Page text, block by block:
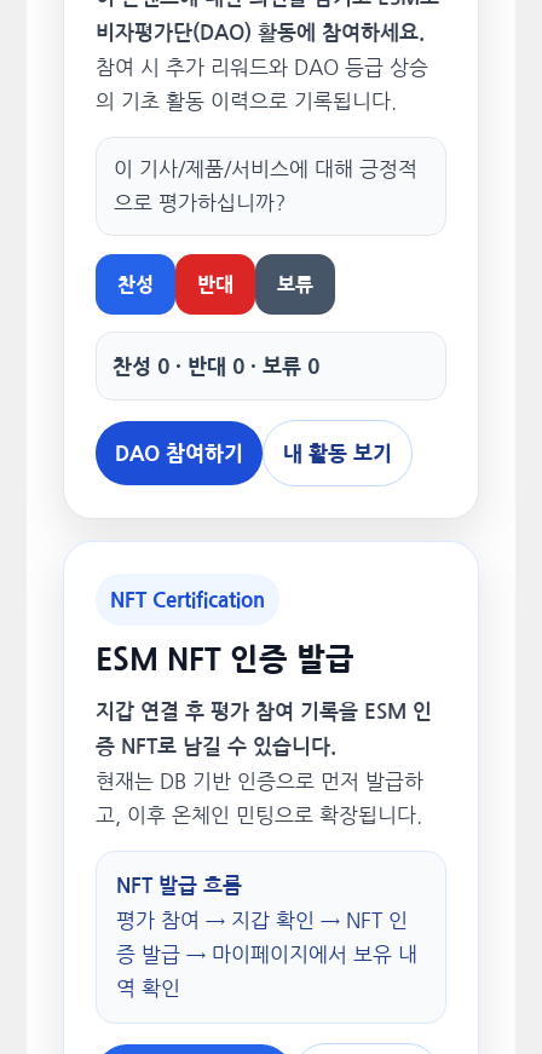
비자평가단(DAO) 활동에 참여하세요.
참여 시 추가 리워드와 DAO 등급 상승
의 기초 활동 이력으로 기록됩니다.
이 기사/제품/서비스에 대해 긍정적
으로 평가하십니까?
찬성 반대 보류
찬성 0 · 반대 0 · 보류 0
DAO 참여하기 내 활동 보기
NFT Certification
ESM NFT 인증 발급
지갑 연결 후 평가 참여 기록을 ESM 인
증 NFT로 남길 수 있습니다.
현재는 DB 기반 인증으로 먼저 발급하
고, 이후 온체인 민팅으로 확장됩니다.
NFT 발급 흐름
평가 참여 → 지갑 확인 → NFT 인
증 발급 → 마이페이지에서 보유 내
역 확인